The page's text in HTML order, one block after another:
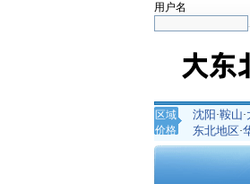
用户名
区域
价格
沈阳 ·鞍山·
东北地区·